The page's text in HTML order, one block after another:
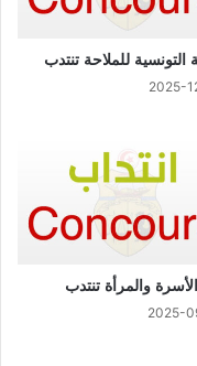
التونسية للملاحة تنتدب
2025-
والمرأة تنتدب
2025-